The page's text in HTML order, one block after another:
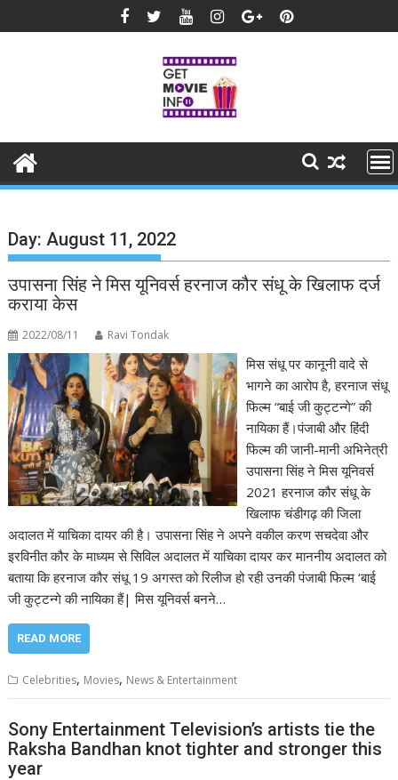
to
Day:August 11, 2022
उपासना सिंह ने मिस यूनिवर्स हरनाज कौर संधू के खिलाफ दर्ज
कराया केस
2022/08/11 Ravi Tondak
मिस संधू पर कानूनी वादे से
भागने का आरोप है, हरनाज संधू
फिल्म “बाई जी कुट्टन्गे” की
नायिका हैं।पंजाबी और हिंदी
फिल्म की जानी-मानी अभिनेत्री
उपासना सिंह ने मिस यूनिवर्स
2021 हरनाज कौर संधू के
खिलाफ चंडीगढ़ की जिला
अदालत में याचिका दायर की है। उपासना सिंह ने अपने वकील करण सचदेवा और
इरविनीत कौर के माध्यम से सिविल अदालत में याचिका दायर कर माननीय अदालत को
बताया कि हरनाज कौर संधू 19 अगस्त को रिलीज हो रही उनकी पंजाबी फिल्म ‘बाई
जी कुट्टन्गे की नायिका हैं| मिस यूनिवर्स बनने…
READ MORE
Celebrities, Movies, News & Entertainment
Sony Entertainment Television’s artists tie the
Raksha Bandhan knot tighter and stronger this
year